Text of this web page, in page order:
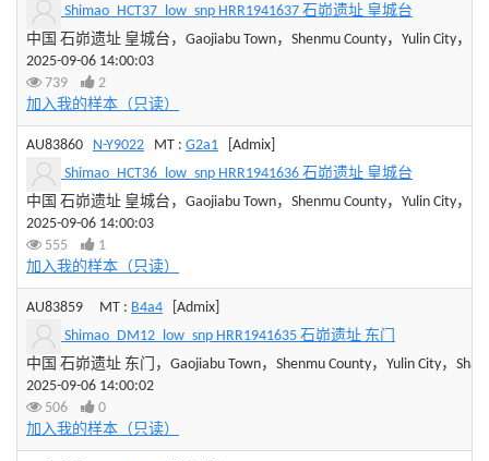
Shimao_HCT37_low_snp HRR1941637 石峁遗址 皇城台
中国 石峁遗址 皇城台，Gaojiabu Town，Shenmu County，Yulin City，
2025-09-06 14:00:03
739
2
加入我的样本（只读）
AU83860 N-Y9022 MT : G2a1 [Admix]
Shimao_HCT36_low_snp HRR1941636 石峁遗址 皇城台
中国 石峁遗址 皇城台，Gaojiabu Town，Shenmu County，Yulin City，
2025-09-06 14:00:03
555
1
加入我的样本（只读）
AU83859 MT : B4a4 [Admix]
Shimao_DM12_low_snp HRR1941635 石峁遗址 东门
中国 石峁遗址 东门，Gaojiabu Town，Shenmu County，Yulin City，
2025-09-06 14:00:02
506
0
加入我的样本（只读）